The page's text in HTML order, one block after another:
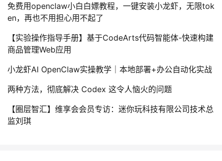
免费用openclaw小白白嫖教程，一键安装小龙虾，无限tok
en，再也不用担心用不起了
【实验操作指导手册】基于CodeArts代码智能体-快速构建
商品管理Web应用
小龙虾AI OpenClaw实操教学｜本地部署+办公自动化实战
两种方法，彻底解决 Codex 这令人恼火的问题
【圈层智汇】维享会会员专访：迷你玩科技有限公司技术总
监刘琪